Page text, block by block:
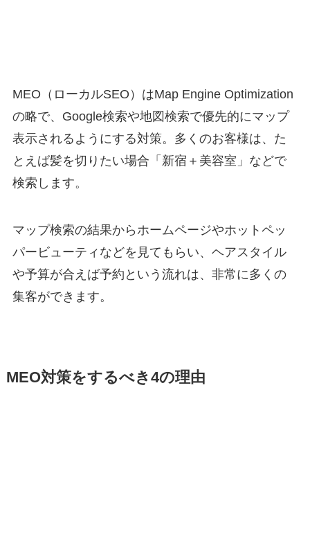
MEO（ローカルSEO）はMap Engine Optimization
の略で、Google検索や地図検索で優先的にマップ
表示されるようにする対策。多くのお客様は、た
とえば髪を切りたい場合「新宿＋美容室」などで
検索します。
マップ検索の結果からホームページやホットペッ
パービューティなどを見てもらい、ヘアスタイル
や予算が合えば予約という流れは、非常に多くの
集客ができます。
MEO対策をするべき4の理由